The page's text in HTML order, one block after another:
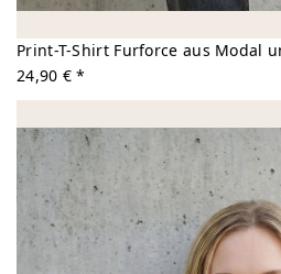
Print-T-Shirt Furforce aus Modal
24,90 € *